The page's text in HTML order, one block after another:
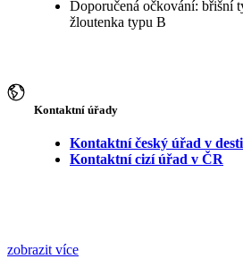
Doporučená očkování: břišní
žloutenka typu B
Kontaktní úřady
Kontaktní český úřad v
Kontaktní cizí úřad v ČR
zobrazit více